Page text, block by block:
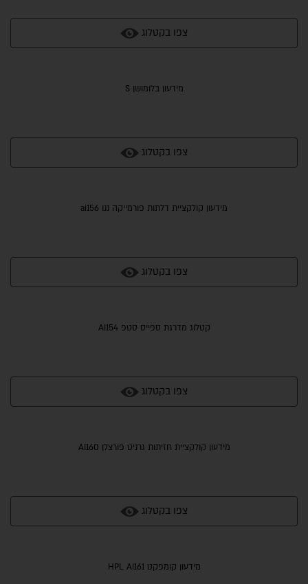
צפו בקטלוג
מידעון בלומושן S
צפו בקטלוג
מידעון קולקציית דלתות פורמייקה ננו ai156
צפו בקטלוג
קטלוג מדרגת ספייס סטפ AI154
צפו בקטלוג
מידעון קולקציית חזיתות גרניט פורצלן AI160
צפו בקטלוג
מידעון קומפקט HPL AI161